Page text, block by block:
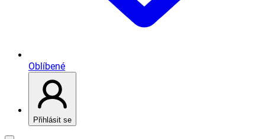
Oblíbené
Přihlásit se